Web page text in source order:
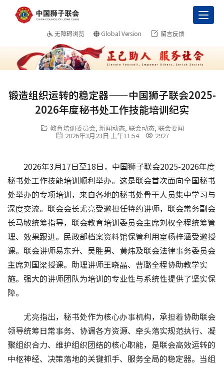
无障碍浏览 Global Version 留言反馈
锻造组织运转的稳定器——中国狮子联会2025-
2026年度秘书处工作技能培训纪实
教育培训委员会, 新闻动态, 联会动态, 联会要闻
2026年3月23日 上午11:54 2927
2026年3月17日至18日，中国狮子联会2025-2026年度
秘书处工作技能培训顺利举办。这是联会首次面向全国秘书
处举办的专项培训，来自各地的秘书处骨干人员集中学习与
深度交流。联会会长尤亮受邀担任特约讲师，联会常务副会
长马敏统筹指导，联会教育培训委员会主席刘权全程统筹管
理、效果跟进。民政部档案资料馆保管利用室杨梓涵受邀授
课。联会讲师易东升、吴胜男、黄炜及联会法律事务委员会
主席刘国梁授课。助理讲师王晓晶、曹璐全程协助教学实
施。强大的讲师团队为培训的专业性与系统性提供了坚实保
障。
尤亮指出，秘书处作为核心办事机构，承担着协助联会
领导统筹日常事务、协调各方资源、牵头落实规范执行、凝
聚组织合力、维护组织团结的核心职能，是联会高效运转的
中枢神经、决策落地的关键抓手、服务全局的稳定器。当组